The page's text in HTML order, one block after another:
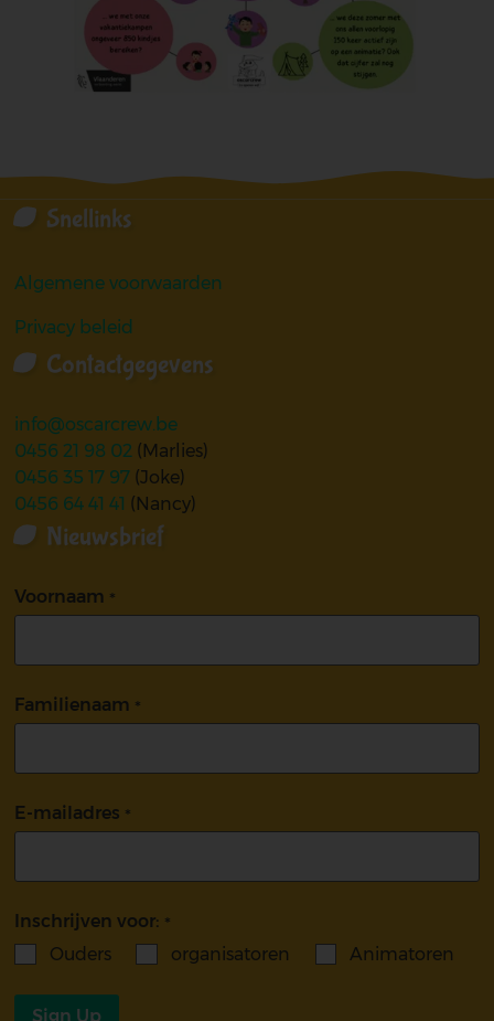
Snellinks
Algemene voorwaarden
Privacy beleid
Contactgegevens
info@oscarcrew.be
0456 21 98 02 (Marlies)
0456 35 17 97 (Joke)
0456 64 41 41 (Nancy)
Nieuwsbrief
Voornaam
Familienaam
E-mailadres
Inschrijven voor:
Ouders
organisatoren Animatoren
Sign Up